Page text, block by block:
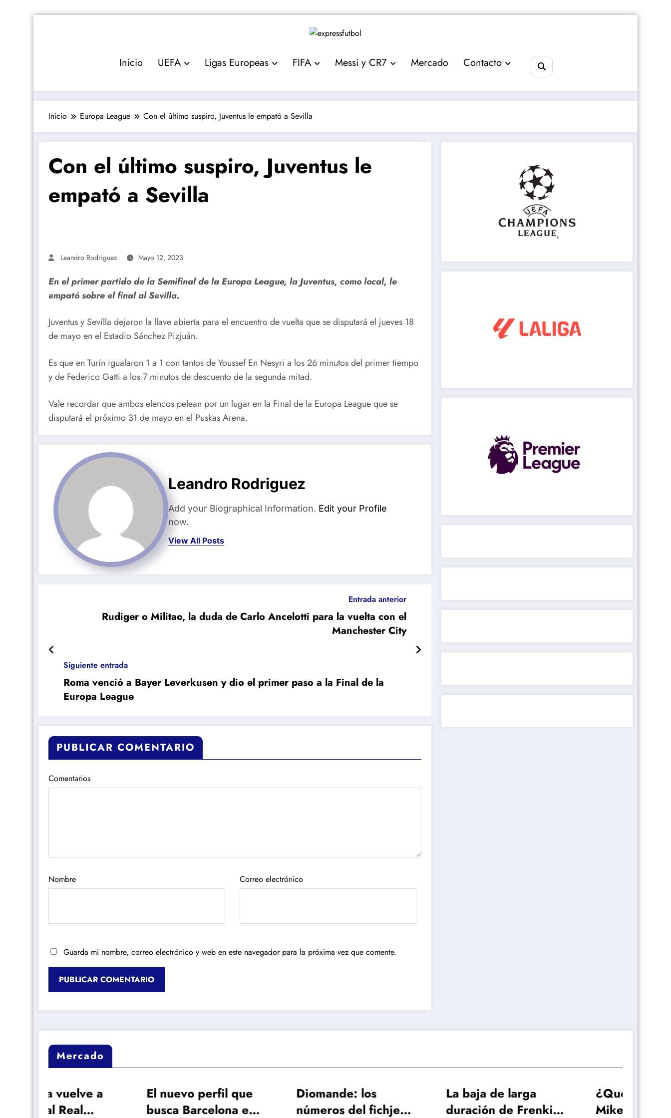
Inicio UEFA Ligas Europeas FIFA Messi y CR7 Mercado Contacto
Inicio Europa League Con el último suspiro, Juventus le empató a Sevilla
Con el último suspiro, Juventus le
empató a Sevilla
Leandro Rodriguez Mayo 12, 2023
En el primer partido de la Semifinal de la Europa League, la Juventus, como local, le
empató sobre el final al Sevilla.
Juventus y Sevilla dejaron la llave abierta para el encuentro de vuelta que se disputará el jueves 18
de mayo en el Estadio Sánchez Pizjuán.
Es que en Turín igualaron 1 a 1 con tantos de Youssef En Nesyri a los 26 minutos del primer tiempo
y de Federico Gatti a los 7 minutos de descuento de la segunda mitad.
Vale recordar que ambos elencos pelean por un lugar en la Final de la Europa League que se
disputará el próximo 31 de mayo en el Puskas Arena.
Leandro Rodriguez
Add your Biographical Information. Edit your Profile
now.
View All Posts
Entrada anterior
Rudiger o Militao, la duda de Carlo Ancelotti para la vuelta con el
Manchester City
Siguiente entrada
Roma venció a Bayer Leverkusen y dio el primer paso a la Final de la
Europa League
PUBLICAR COMENTARIO
Comentarios
Nombre Correo electrónico
Guarda mi nombre, correo electrónico y web en este navegador para la próxima vez que comente.
Mercado
El nuevo perfil que
busca Barcelona en
Diomande: los
números del fichje
La baja de larga
duración de Frenkie
¿Qué papel juega
Mikel Arteta en el